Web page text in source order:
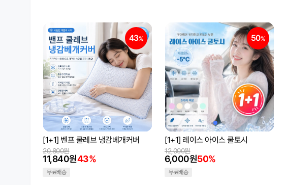
43%
[1+1] 벤프 쿨레브 냉감베개커버
11,840원43%
20,800원
무료배송
50%
[1+1] 레이스 아이스 쿨토시
6,000원50%
12,000원
무료배송